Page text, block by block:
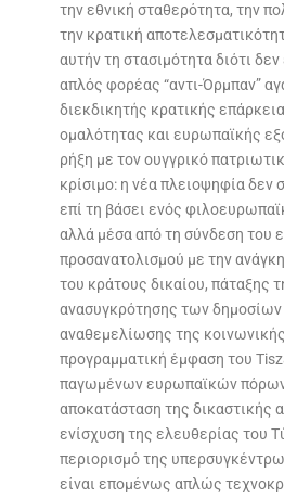
την εθνική σταθερότητα, την
την κρατική
αυτήν τη στασιμότητα διότι
απλός φορέας “αντι-Όρμπαν”
διεκδικητής κρατικής
ομαλότητας και ευρωπαϊκής
ρήξη με τον ουγγρικό
κρίσιμο: η νέα πλειοψηφία δεν
επί τη βάσει ενός
αλλά μέσα από τη σύνδεση του
προσανατολισμού με την
του κράτους δικαίου, πάταξης
ανασυγκρότησης των δημοσίων
αναθεμελίωσης της
προγραμματική έμφαση του
παγωμένων ευρωπαϊκών
αποκατάσταση της δικαστικής
ενίσχυση της ελευθερίας του
περιορισμό της
είναι επομένως απλώς